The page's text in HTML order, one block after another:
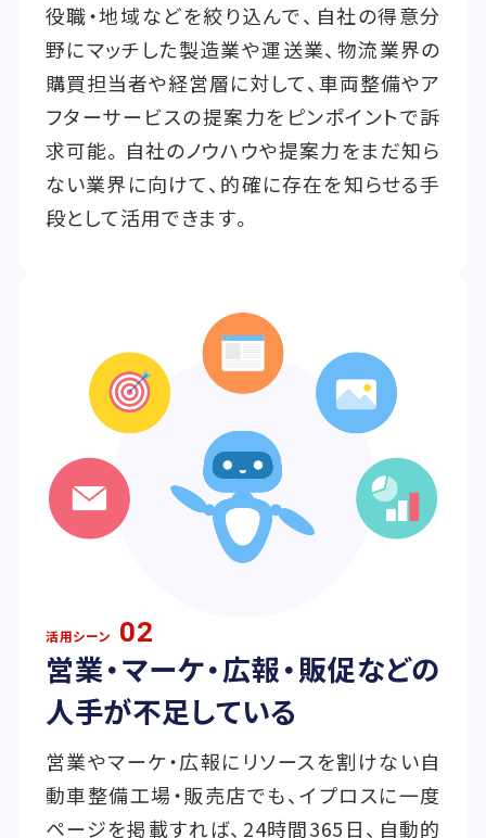
役職・地域などを絞り込んで、自社の得意分
野にマッチした製造業や運送業、物流業界の
購買担当者や経営層に対して、車両整備やア
フターサービスの提案力をピンポイントで訴
求可能。自社のノウハウや提案力をまだ知ら
ない業界に向けて、的確に存在を知らせる手
段として活用できます。
活用シーン 02
営業・マーケ・広報・販促などの
人手が不足している
営業やマーケ・広報にリソースを割けない自
動車整備工場・販売店でも、イプロスに一度
ページを掲載すれば、24時間365日、自動的